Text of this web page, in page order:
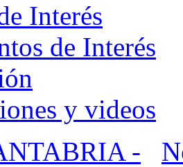
Interés
de Interés
y videos
-